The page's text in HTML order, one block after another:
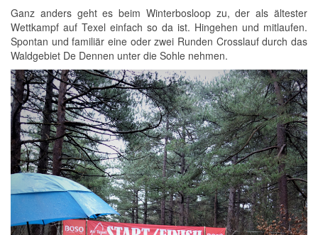
Ganz anders geht es beim Winterbosloop zu, der als ältester
Wettkampf auf Texel einfach so da ist. Hingehen und mitlaufen.
Spontan und familiär eine oder zwei Runden Crosslauf durch das
Waldgebiet De Dennen unter die Sohle nehmen.